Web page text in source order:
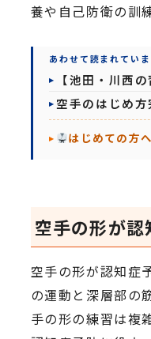
養や自己防衛の訓
あわせて読まれてい
【池田・川西
空手のはじめ
はじめての方
空手の形が
空手の形が認知症
の運動と深層部の
手の形の練習は複